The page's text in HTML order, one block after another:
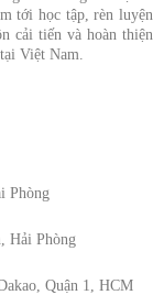
tới học tập, rèn luyện
cải tiến và hoàn thiện
Việt Nam.
Phòng
Hải Phòng
Quận 1, HCM